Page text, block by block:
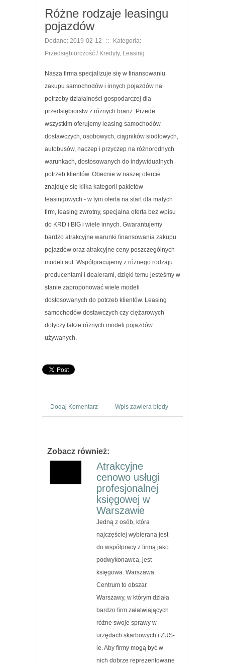
Różne rodzaje leasingu
pojazdów
Dodane: 2019-02-12 ::
Kategoria:
Przedsiębiorczość / Kredyty, Leasing
Nasza firma specjalizuje się w finansowaniu
zakupu samochodów i innych pojazdów na
potrzeby działalności gospodarczej dla
przedsiębiorstw z różnych branż. Przede
wszystkim oferujemy leasing samochodów
dostawczych, osobowych, ciągników siodłowych,
autobusów, naczep i przyczep na różnorodnych
warunkach, dostosowanych do indywidualnych
potrzeb klientów. Obecnie w naszej ofercie
znajduje się kilka kategorii pakietów
leasingowych - w tym oferta na start dla małych
firm, leasing zwrotny, specjalna oferta bez wpisu
do KRD i BIG i wiele innych. Gwarantujemy
bardzo atrakcyjne warunki finansowania zakupu
pojazdów oraz atrakcyjne ceny poszczególnych
modeli aut. Współpracujemy z różnego rodzaju
producentami i dealerami, dzięki temu jesteśmy w
stanie zaproponować wiele modeli
dostosowanych do potrzeb klientów. Leasing
samochodów dostawczych czy ciężarowych
dotyczy także różnych modeli pojazdów
używanych.
Dodaj Komentarz Wpis zawiera błędy
Zobacz również:
Atrakcyjne
cenowo usługi
profesjonalnej
księgowej w
Warszawie
Jedną z osób, która
najczęściej wybierana jest
do współpracy z firmą jako
podwykonawca, jest
księgowa. Warszawa
Centrum to obszar
Warszawy, w którym działa
bardzo firm załatwiających
różne swoje sprawy w
urzędach skarbowych i ZUS-
ie. Aby firmy mogą być w
nich dobrze reprezentowane